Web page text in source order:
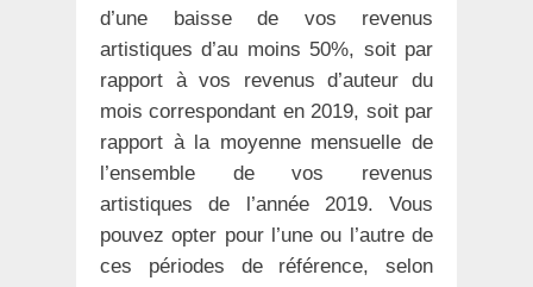
d’une baisse de vos revenus
artistiques d’au moins 50%, soit par
rapport à vos revenus d’auteur du
mois correspondant en 2019, soit par
rapport à la moyenne mensuelle de
l’ensemble de vos revenus
artistiques de l’année 2019. Vous
pouvez opter pour l’une ou l’autre de
ces périodes de référence, selon